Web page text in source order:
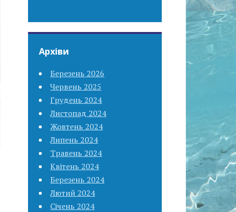
Архіви
Березень 2026
Червень 2025
Грудень 2024
Листопад 2024
Жовтень 2024
Липень 2024
Травень 2024
Квітень 2024
Березень 2024
Лютий 2024
Січень 2024